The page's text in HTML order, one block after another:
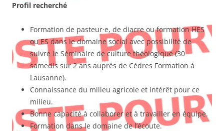
Profil recherché
Formation de pasteur·e, de diacre ou formation HES
ou ES dans le domaine social avec possibilité de
suivre le Séminaire de culture théologique (30
samedis sur 2 ans auprès de Cèdres Formation à
Lausanne).
Connaissance du milieu agricole et intérêt pour ce
milieu.
Bonne capacité à collaborer et à travailler en équipe.
Formation dans le domaine de l’écoute.